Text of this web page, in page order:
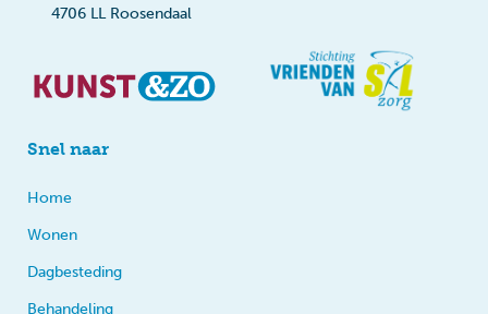
4706 LL Roosendaal
Snel naar
Home
Wonen
Dagbesteding
Behandeling